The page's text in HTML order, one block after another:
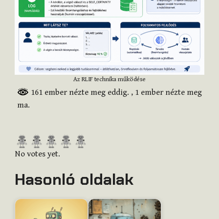
Az RLIF technika működése
161 ember nézte meg eddig. , 1 ember nézte meg
ma.
R
a
e
h
No votes yet.
Hasonló oldalak